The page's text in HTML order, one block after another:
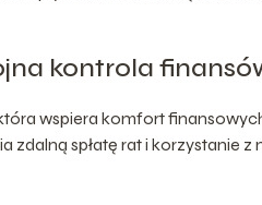
kontrola
wspiera komfort
zdalną spłatę rat i korzystanie z